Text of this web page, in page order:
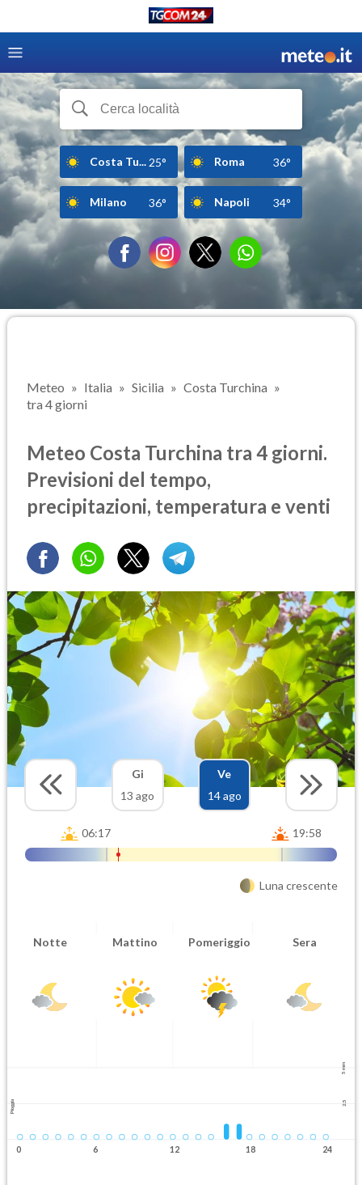
Costa Tu... 25° Roma 36°
Milano 36° Napoli 34°
Meteo Italia Sicilia
Costa Turchina
tra 4 giorni
Meteo Costa Turchina tra 4 giorni.
Previsioni del tempo,
precipitazioni, temperatura e venti
Gi
13 ago
Ve
14 ago
06:17 19:58
Luna crescente
Notte Mattino Pomeriggio Sera
5 mm
2.5
Pioggia
0 6 12 18 24